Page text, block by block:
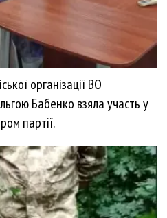
організації ВО
Бабенко взяла участь у
партії.